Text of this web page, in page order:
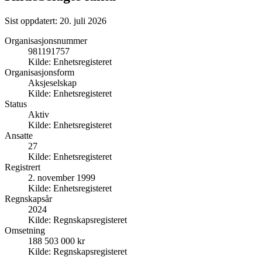
Sist oppdatert: 20. juli 2026
Organisasjonsnummer
981191757
Kilde: Enhetsregisteret
Organisasjonsform
Aksjeselskap
Kilde: Enhetsregisteret
Status
Aktiv
Kilde: Enhetsregisteret
Ansatte
27
Kilde: Enhetsregisteret
Registrert
2. november 1999
Kilde: Enhetsregisteret
Regnskapsår
2024
Kilde: Regnskapsregisteret
Omsetning
188 503 000 kr
Kilde: Regnskapsregisteret